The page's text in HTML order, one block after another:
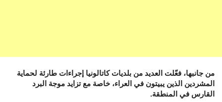
من جانبها، فعّلت العديد من بلديات كاتالونيا إجراءات طارئة لحماية
المشردين الذين يبيتون في العراء، خاصة مع تزايد موجة البرد
القارس في المنطقة.